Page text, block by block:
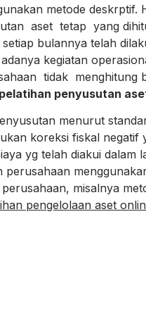
metode deskrptif.
aset tetap yang
bulannya telah
kegiatan
tidak menghitung
pelatihan penyusutan
menurut
koreksi fiskal negatif
yg telah diakui dalam
misalnya
pengelolaan aset